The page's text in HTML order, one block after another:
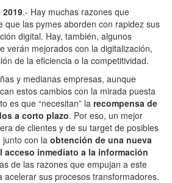
2019.- Hay muchas razones que
que las pymes aborden con rapidez sus
digital. Hay, también, algunos
verán mejorados con la digitalización,
de la eficiencia o la competitividad.
y medianas empresas, aunque
estos cambios con la mirada puesta
es que “necesitan” la recompensa de
a corto plazo. Por eso, un mejor
de clientes y de su target de posibles
con la obtención de una nueva
inmediato a la información
de las razones que empujan a este
acelerar sus procesos transformadores.